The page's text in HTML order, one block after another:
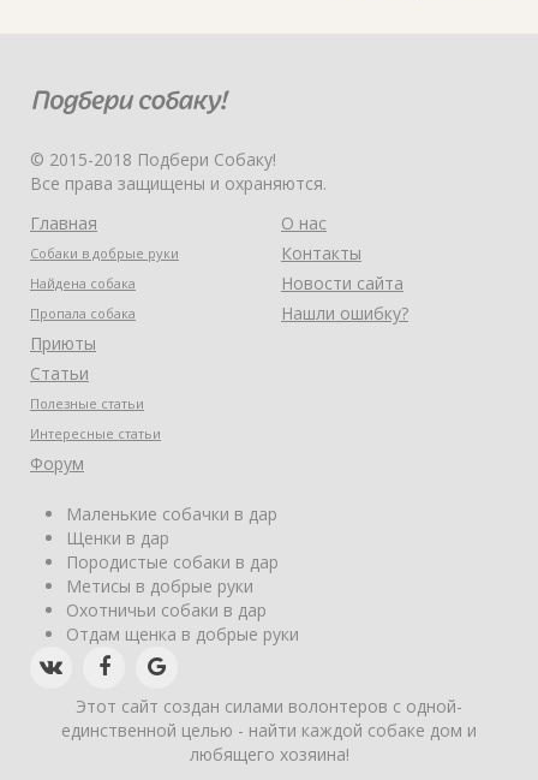
© 2015-2018 Подбери Собаку!
Все права защищены и охраняются.
Главная
Собаки в добрые руки
Найдена собака
Пропала собака
Приюты
Статьи
Полезные статьи
Интересные статьи
Форум
О нас
Контакты
Новости сайта
Нашли ошибку?
Маленькие собачки в дар
Щенки в дар
Породистые собаки в дар
Метисы в добрые руки
Охотничьи собаки в дар
Отдам щенка в добрые руки
Этот сайт создан силами волонтеров с одной-
единственной целью - найти каждой собаке дом и
любящего хозяина!